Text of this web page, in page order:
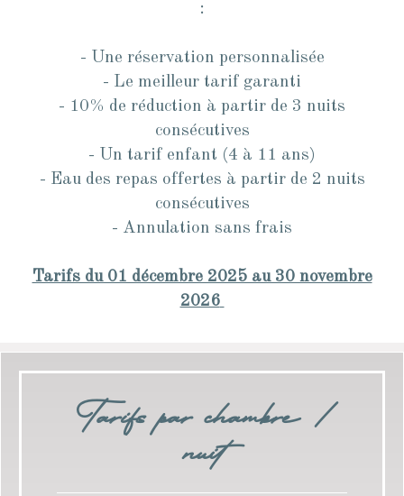
:
- Une réservation personnalisée
- Le meilleur tarif garanti
- 10% de réduction à partir de 3 nuits
consécutives
- Un tarif enfant (4 à 11 ans)
- Eau des repas offertes à partir de 2 nuits
consécutives
- Annulation sans frais
Tarifs du 01 décembre 2025 au 30 novembre
2026
Tarifs par chambre /
nuit